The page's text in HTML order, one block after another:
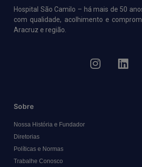
Hospital São Camilo – há mais de 50
com qualidade, acolhimento e
Aracruz e região.
Sobre
Nossa História e Fundador
Diretorias
Políticas e Normas
Trabalhe Conosco